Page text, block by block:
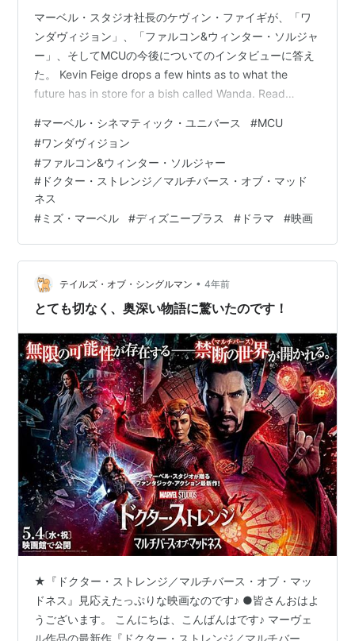
マーベル・スタジオ社長のケヴィン・ファイギが、「ワ
ンダヴィジョン」、「ファルコン&ウィンター・ソルジャ
ー」、そしてMCUの今後についてのインタビューに答え
た。 Kevin Feige drops a few hints as to what the
future has in store for a bish called Wanda. Read
https://t.co/c5f4VB5StK#WandaVision
#TheFalconAndTheWinterSoldier #MarvelStudios
pic.t…
#マーベル・シネマティック・ユニバース #MCU
#ワンダヴィジョン
#ファルコン&ウィンター・ソルジャー
# ドクター・ストレンジ／マルチバース・オブ・マッド
ネス
#ミズ・マーベル #ディズニープラス # ドラマ #映画
テイルズ・オブ・シングルマン • 4年前
とても切なく、奥深い物語に驚いたのです！
★『ドクター・ストレンジ／マルチバース・オブ・マッ
ドネス』見応えたっぷりな映画なのです♪ ●皆さんおはよ
うございます。 こんにちは、こんばんはです♪ マーヴェ
ル作品の最新作『ドクター・ストレンジ／マルチバー